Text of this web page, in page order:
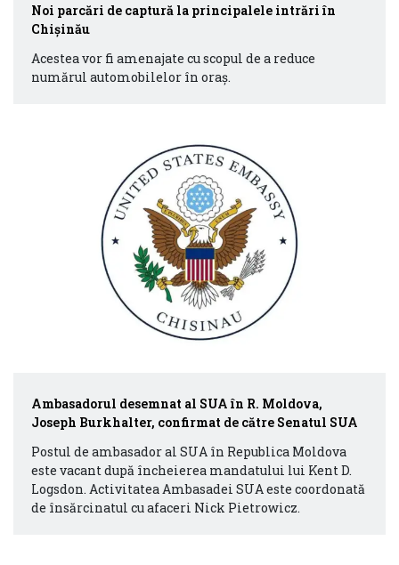
Noi parcări de captură la principalele intrări în
Chișinău
Acestea vor fi amenajate cu scopul de a reduce
numărul automobilelor în oraș.
Ambasadorul desemnat al SUA în R. Moldova,
Joseph Burkhalter, confirmat de către Senatul SUA
Postul de ambasador al SUA în Republica Moldova
este vacant după încheierea mandatului lui Kent D.
Logsdon. Activitatea Ambasadei SUA este coordonată
de însărcinatul cu afaceri Nick Pietrowicz.